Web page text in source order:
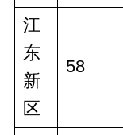
江
东
新
区
58